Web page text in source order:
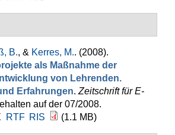
B., & Kerres, M.. (2008).
als Maßnahme der
von Lehrenden.
Erfahrungen. Zeitschrift für E-
auf der 07/2008.
RTF RIS (1.1 MB)